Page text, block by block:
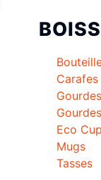
Gourdes
Eco Cup
Mugs
Tasses